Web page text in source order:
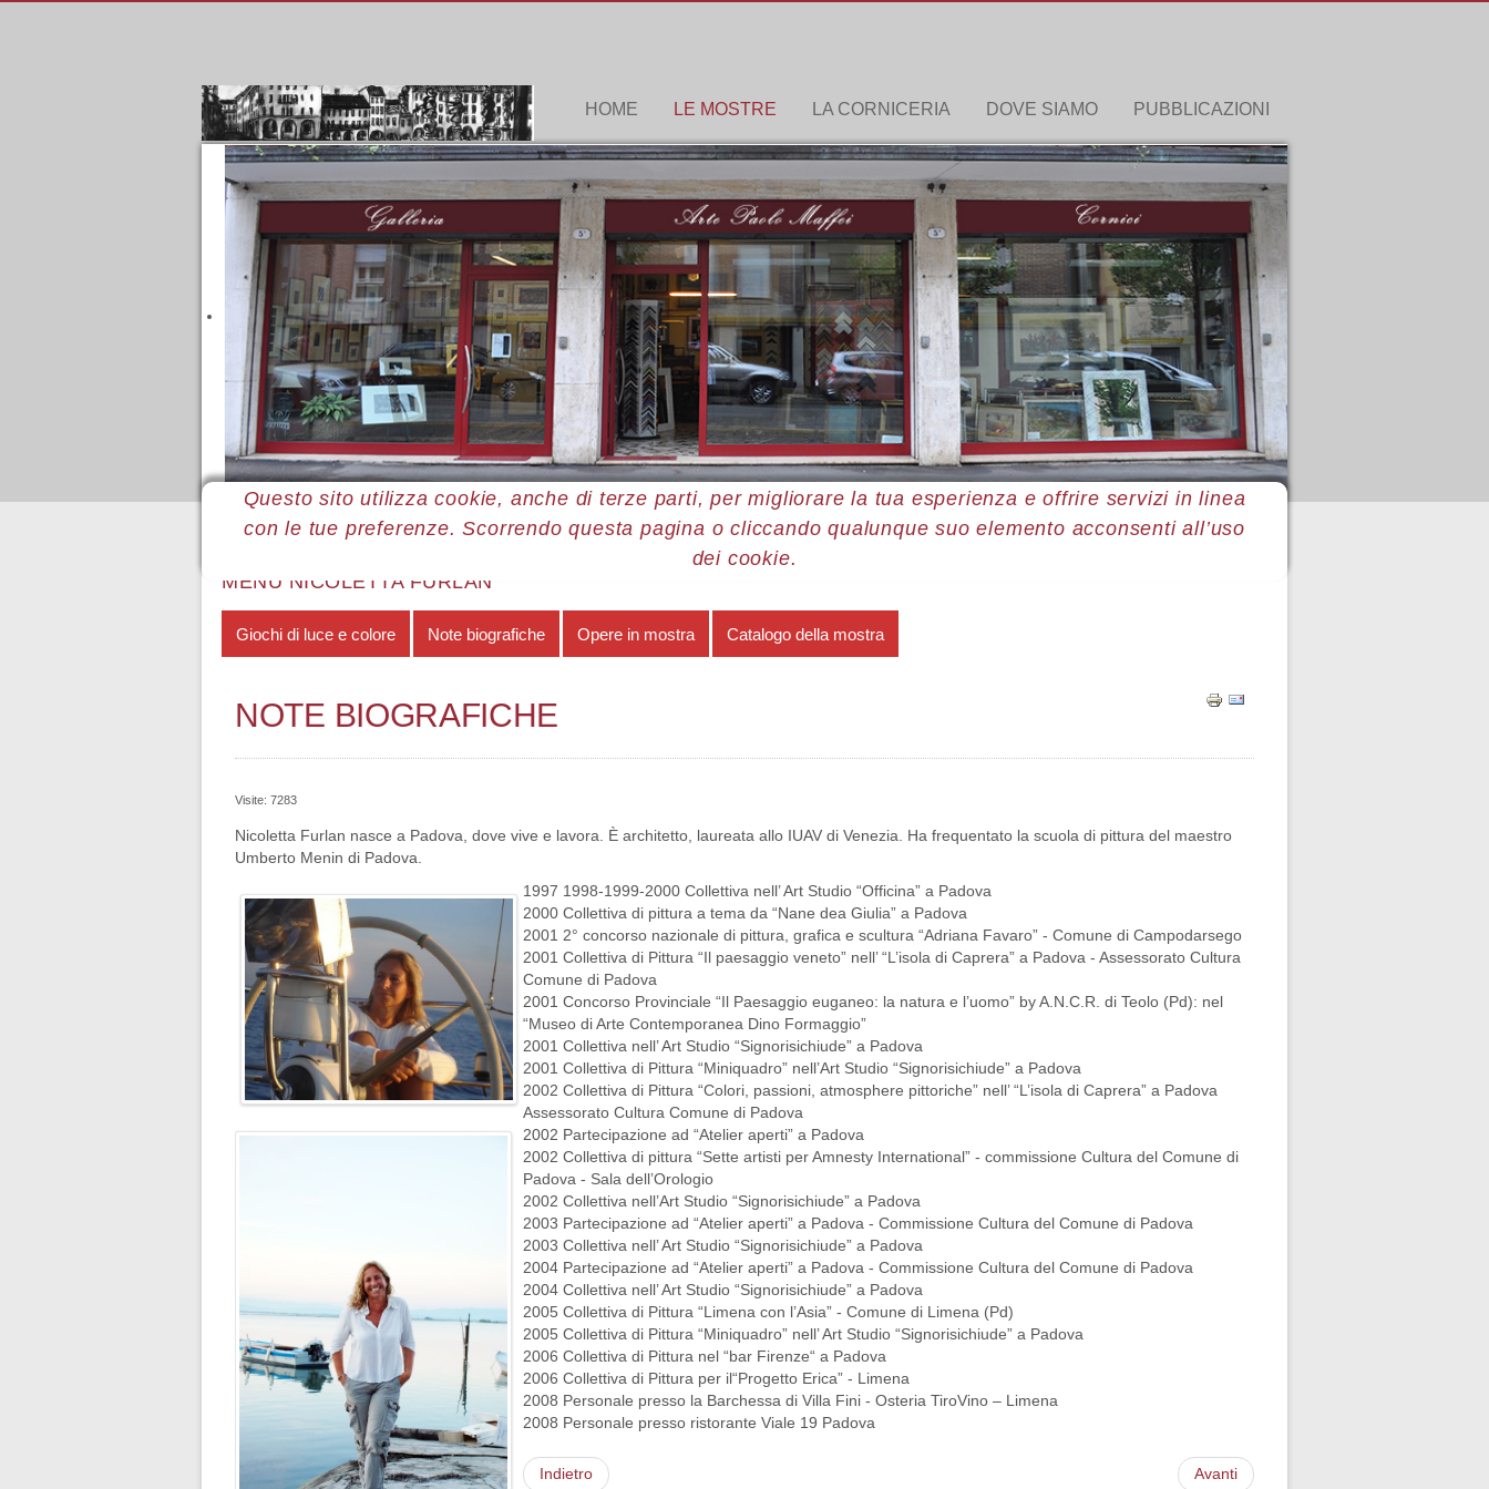
HOME LE MOSTRE LA CORNICERIA DOVE SIAMO PUBBLICAZIONI
Questo sito utilizza cookie, anche di terze parti, per migliorare la tua esperienza e offrire servizi in linea
con le tue preferenze. Scorrendo questa pagina o cliccando qualunque suo elemento acconsenti all’uso
dei cookie.
Sei qui: Home Le mostre Mostre 2009 Nicoletta Furlan Note biografiche
MENÙ NICOLETTA FURLAN
Giochi di luce e colore Note biografiche Opere in mostra Catalogo della mostra
NOTE BIOGRAFICHE
Visite: 7283
Nicoletta Furlan nasce a Padova, dove vive e lavora. È architetto, laureata allo IUAV di Venezia. Ha frequentato la scuola di pittura del maestro
Umberto Menin di Padova.
1997 1998-1999-2000 Collettiva nell’ Art Studio “Officina” a Padova
2000 Collettiva di pittura a tema da “Nane dea Giulia” a Padova
2001 2° concorso nazionale di pittura, grafica e scultura “Adriana Favaro” - Comune di Campodarsego
2001 Collettiva di Pittura “Il paesaggio veneto” nell’ “L’isola di Caprera” a Padova - Assessorato Cultura
Comune di Padova
2001 Concorso Provinciale “Il Paesaggio euganeo: la natura e l’uomo” by A.N.C.R. di Teolo (Pd): nel
“Museo di Arte Contemporanea Dino Formaggio”
2001 Collettiva nell’ Art Studio “Signorisichiude” a Padova
2001 Collettiva di Pittura “Miniquadro” nell’Art Studio “Signorisichiude” a Padova
2002 Collettiva di Pittura “Colori, passioni, atmosphere pittoriche” nell’ “L’isola di Caprera” a Padova
Assessorato Cultura Comune di Padova
2002 Partecipazione ad “Atelier aperti” a Padova
2002 Collettiva di pittura “Sette artisti per Amnesty International” - commissione Cultura del Comune di
Padova - Sala dell’Orologio
2002 Collettiva nell’Art Studio “Signorisichiude” a Padova
2003 Partecipazione ad “Atelier aperti” a Padova - Commissione Cultura del Comune di Padova
2003 Collettiva nell’ Art Studio “Signorisichiude” a Padova
2004 Partecipazione ad “Atelier aperti” a Padova - Commissione Cultura del Comune di Padova
2004 Collettiva nell’ Art Studio “Signorisichiude” a Padova
2005 Collettiva di Pittura “Limena con l’Asia” - Comune di Limena (Pd)
2005 Collettiva di Pittura “Miniquadro” nell’ Art Studio “Signorisichiude” a Padova
2006 Collettiva di Pittura nel “bar Firenze“ a Padova
2006 Collettiva di Pittura per il“Progetto Erica” - Limena
2008 Personale presso la Barchessa di Villa Fini - Osteria TiroVino – Limena
2008 Personale presso ristorante Viale 19 Padova
Indietro Avanti